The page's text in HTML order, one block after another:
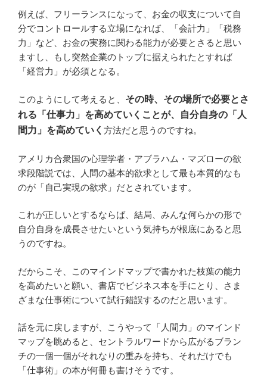
例えば、フリーランスになって、お金の収支について自
分でコントロールする立場になれば、「会計力」「税務
力」など、お金の実務に関わる能力が必要とさると思い
ますし、もし突然企業のトップに据えられたとすれば
「経営力」が必須となる。
このようにして考えると、 その時、その場所で必要とさ
れる「仕事力」を高めていくことが、自分自身の「人
間力」を高めていく 方法だと思うのですね。
アメリカ合衆国の心理学者・アブラハム・マズローの欲
求段階説では、人間の基本的欲求として最も本質的なも
のが「自己実現の欲求」だとされています。
これが正しいとするならば、結局、みんな何らかの形で
自分自身を成長させたいという気持ちが根底にあると思
うのですね。
だからこそ、このマインドマップで書かれた枝葉の能力
を高めたいと願い、書店でビジネス本を手にとり、さま
ざまな仕事術について試行錯誤するのだと思います。
話を元に戻しますが、こうやって「人間力」のマインド
マップを眺めると、セントラルワードから広がるブラン
チの一個一個がそれなりの重みを持ち、それだけでも
「仕事術」の本が何冊も書けそうです。